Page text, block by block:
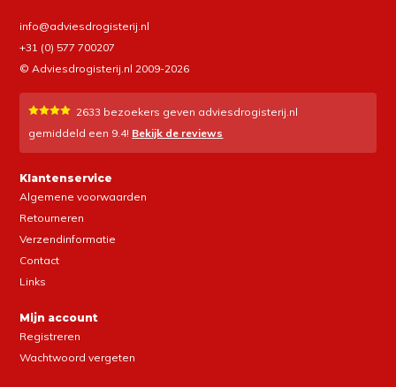
info@adviesdrogisterij.nl
+31 (0) 577 700207
© Adviesdrogisterij.nl 2009-2026
2633 bezoekers geven adviesdrogisterij.nl
gemiddeld een 9.4! Bekijk de reviews
Klantenservice
Algemene voorwaarden
Retourneren
Verzendinformatie
Contact
Links
Mijn account
Registreren
Wachtwoord vergeten